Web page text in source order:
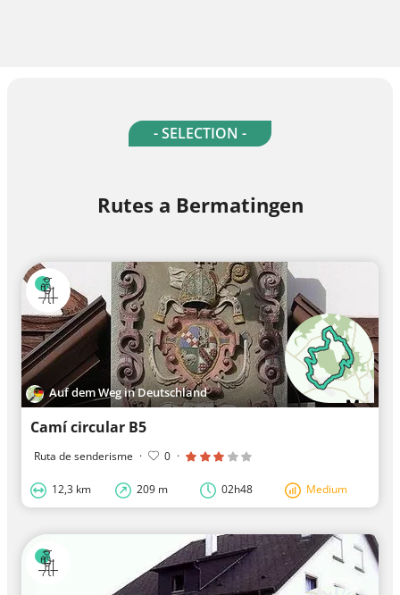
- SELECTION -
Rutes a Bermatingen
Auf dem Weg in Deutschland
Camí circular B5
Ruta de senderisme · 0 ·
12,3 km 209 m 02h48 Medium